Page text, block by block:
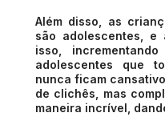
Além disso, as
são adolescentes, e
isso,
adolescentes que
nunca ficam
de clichês, mas
maneira incrível,